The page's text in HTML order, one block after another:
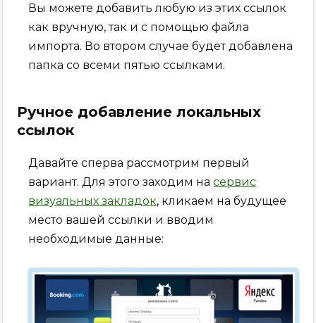
Вы можете добавить любую из этих ссылок
как вручную, так и с помощью файла
импорта. Во втором случае будет добавлена
папка со всеми пятью ссылками.
Ручное добавление локальных
ссылок
Давайте сперва рассмотрим первый
вариант. Для этого заходим насервис
визуальных закладок, кликаем на будущее
место вашей ссылки и вводим
необходимые данные: